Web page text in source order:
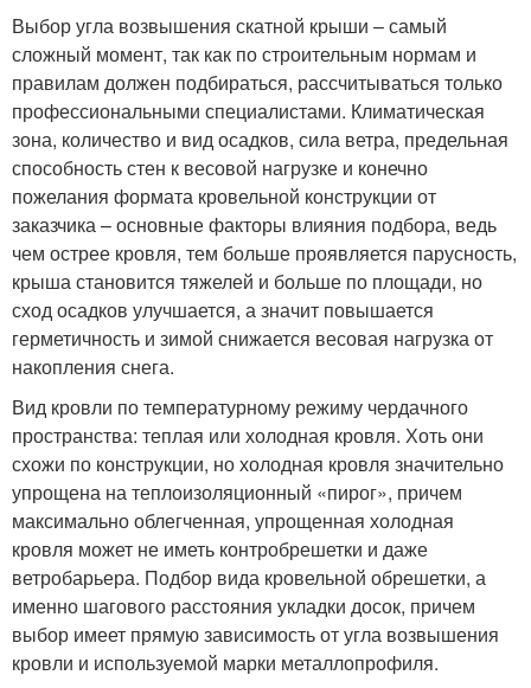
Выбор угла возвышения скатной крыши – самый
сложный момент, так как по строительным нормам и
правилам должен подбираться, рассчитываться только
профессиональными специалистами. Климатическая
зона, количество и вид осадков, сила ветра, предельная
способность стен к весовой нагрузке и конечно
пожелания формата кровельной конструкции от
заказчика – основные факторы влияния подбора, ведь
чем острее кровля, тем больше проявляется парусность,
крыша становится тяжелей и больше по площади, но
сход осадков улучшается, а значит повышается
герметичность и зимой снижается весовая нагрузка от
накопления снега.
Вид кровли по температурному режиму чердачного
пространства: теплая или холодная кровля. Хоть они
схожи по конструкции, но холодная кровля значительно
упрощена на теплоизоляционный «пирог», причем
максимально облегченная, упрощенная холодная
кровля может не иметь контробрешетки и даже
ветробарьера. Подбор вида кровельной обрешетки, а
именно шагового расстояния укладки досок, причем
выбор имеет прямую зависимость от угла возвышения
кровли и используемой марки металлопрофиля.